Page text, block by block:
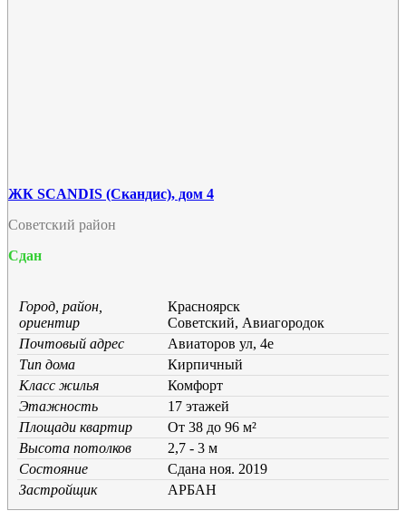
ЖК SCANDIS (Скандис), дом 4
Советский район
Сдан
Город, район,
ориентир
Красноярск
Советский, Авиагородок
Почтовый адрес
Авиаторов ул, 4е
Тип дома
Кирпичный
Класс жилья
Комфорт
Этажность
17 этажей
Площади квартир
От 38 до 96 м²
Высота потолков
2,7 - 3 м
Состояние
Cдана ноя. 2019
Застройщик
АРБАН